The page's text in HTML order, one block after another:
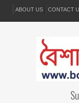
ABOUT US CONTACT